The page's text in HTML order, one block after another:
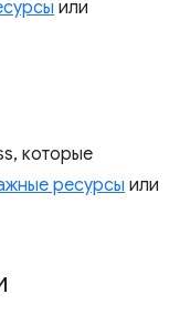
или
которые
ресурсы или